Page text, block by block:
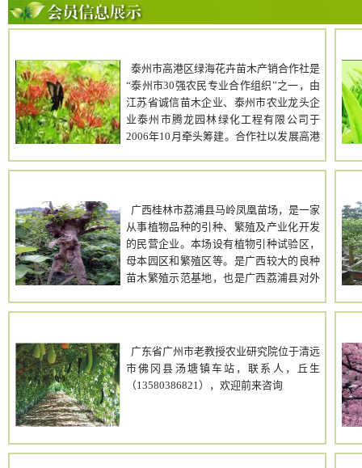
泰州市高港区绿海花卉苗木产销合作社是
“泰州市30强农民专业合作组织”之一，由
江苏省诚信苗木企业、泰州市农业龙头企
业泰州市腾龙园林绿化工程有限公司于
2006年10月牵头筹建。合作社以发展高港
帮助农民卖、带动农民富”为宗旨。
场
广西桂林市荔浦县马岭凤凰苗场，是一家
从事植物品种的引种、繁殖及产业化开发
的民营企业。本场设有植物引种试验区，
母本园区和繁殖区等。是广西较大的良种
苗木繁殖示范基地，也是广西荔浦县对外
广东省广州市老教授农业研究院位于清远
市佛冈县汤塘镇车站，联系人，丘生
（13580386821），欢迎前来咨询